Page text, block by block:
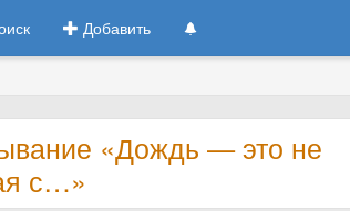
Добавить
«Дождь — это не
с…»